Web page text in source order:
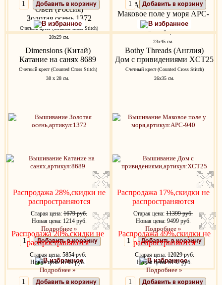
Овен (Россия)
Золотая осень 1372
Счетный крест (Counted Cross Stitch)
20х29 см.
Распродажа 28%,скидки не
распространяются
Старая цена: 1679 руб.
Новая цена: 1214 руб.
Подробнее »
Добавить в корзину
В избранное
Anchor (Венгрия)
Маковое поле у моря APC-
940
Счетный крест
23x45 см.
Распродажа 17%,скидки не
распространяются
Старая цена: 11399 руб.
Новая цена: 9499 руб.
Подробнее »
Добавить в корзину
В избранное
Добавить в корзину
В избранное
Добавить в корзину
В избранное
Dimensions (Китай)
Катание на санях 8689
Счетный крест (Counted Cross Stitch)
38 х 28 см.
Распродажа 20%,скидки не
распространяются
Старая цена:5854 руб.
Новая цена: 4709 руб.
Подробнее »
Добавить в корзину
Bothy Threads (Англия)
Дом с привидениями XCT25
Счетный крест (Counted Cross Stitch)
26х35 см.
Распродажа 49%,скидки не
распространяются
Старая цена:12029 руб.
Новая цена: 6142 руб.
Подробнее »
Добавить в корзину